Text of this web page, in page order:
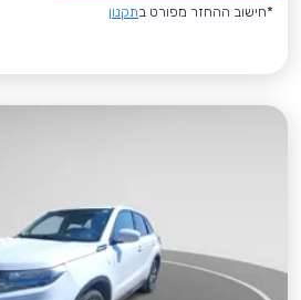
*חישוב ההחזר מפורט בתקנון